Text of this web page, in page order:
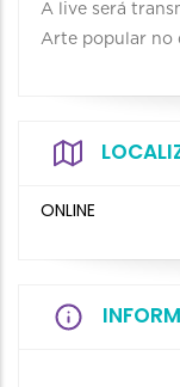
A live será
Arte popular no
ONLINE